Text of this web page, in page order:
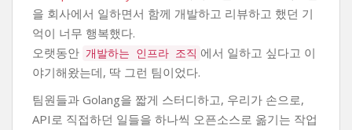
을 회사에서 일하면서 함께 개발하고 리뷰하고 했던 기
억이 너무 행복했다.
오랫동안 개발하는 인프라 조직 에서 일하고 싶다고 이
야기해왔는데, 딱 그런 팀이었다.
팀원들과 Golang을 짧게 스터디하고, 우리가 손으로,
API로 직접하던 일들을 하나씩 오픈소스로 옮기는 작업